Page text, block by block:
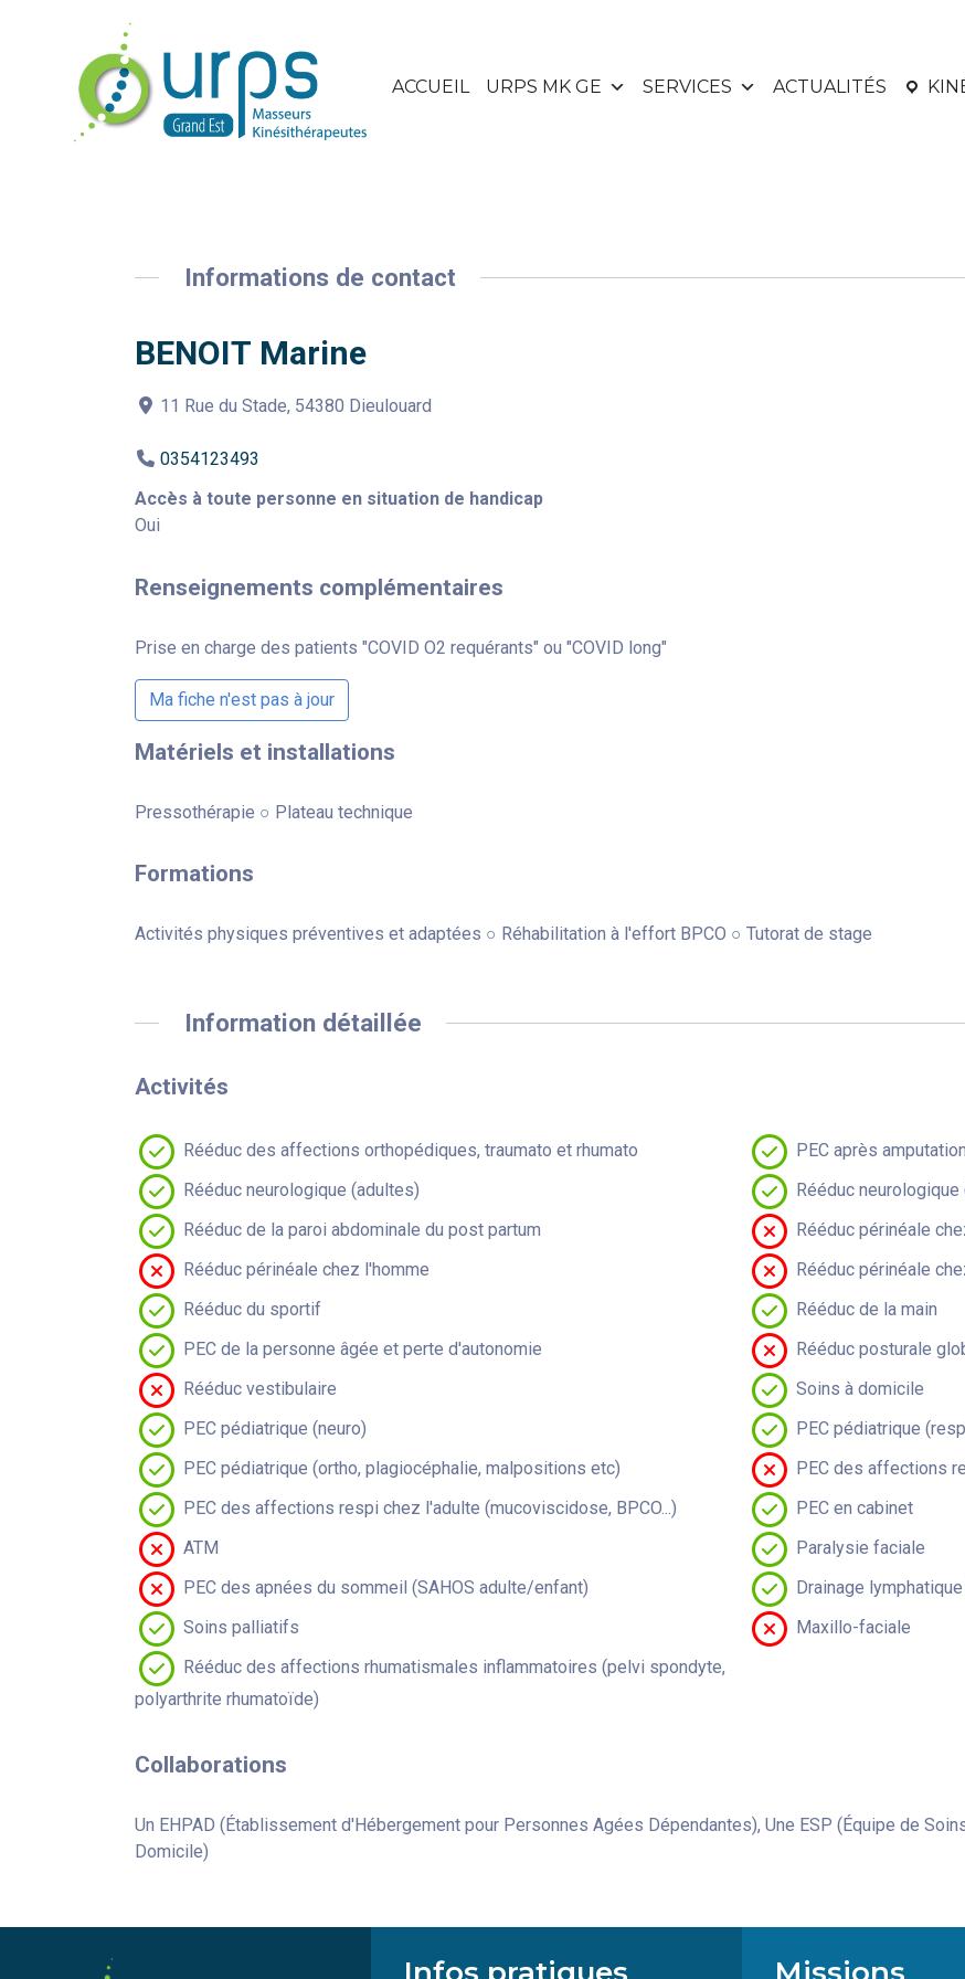
ACCUEIL URPS MK GE SERVICES ACTUALITÉS
Informations de contact
BENOIT Marine
11 Rue du Stade, 54380 Dieulouard
0354123493
Accès à toute personne en situation de handicap
Oui
Renseignements complémentaires
Prise en charge des patients "COVID O2 requérants" ou "COVID long"
Ma fiche n'est pas à jour
Matériels et installations
Pressothérapie ○ Plateau technique
Formations
Activités physiques préventives et adaptées ○ Réhabilitation à l'effort BPCO ○ Tutorat de stage
Information détaillée
Activités
Rééduc des affections orthopédiques, traumato et rhumato
PEC après
Rééduc neurologique (adultes)
Rééduc
Rééduc de la paroi abdominale du post partum
Rééduc périnéale
Rééduc périnéale chez l'homme
Rééduc périnéale
Rééduc du sportif
Rééduc de la main
PEC de la personne âgée et perte d'autonomie
Rééduc posturale
Rééduc vestibulaire
Soins à domicile
PEC pédiatrique (neuro)
PEC pédiatrique
PEC pédiatrique (ortho, plagiocéphalie, malpositions etc)
PEC des affections
PEC des affections respi chez l'adulte (mucoviscidose, BPCO...)
PEC en cabinet
ATM
Paralysie faciale
PEC des apnées du sommeil (SAHOS adulte/enfant)
Drainage
Soins palliatifs
Maxillo-faciale
Rééduc des affections rhumatismales inflammatoires (pelvi spondyte,
polyarthrite rhumatoïde)
Collaborations
Un EHPAD (Établissement d'Hébergement pour Personnes Agées Dépendantes), Une ESP (Équipe de
Domicile)